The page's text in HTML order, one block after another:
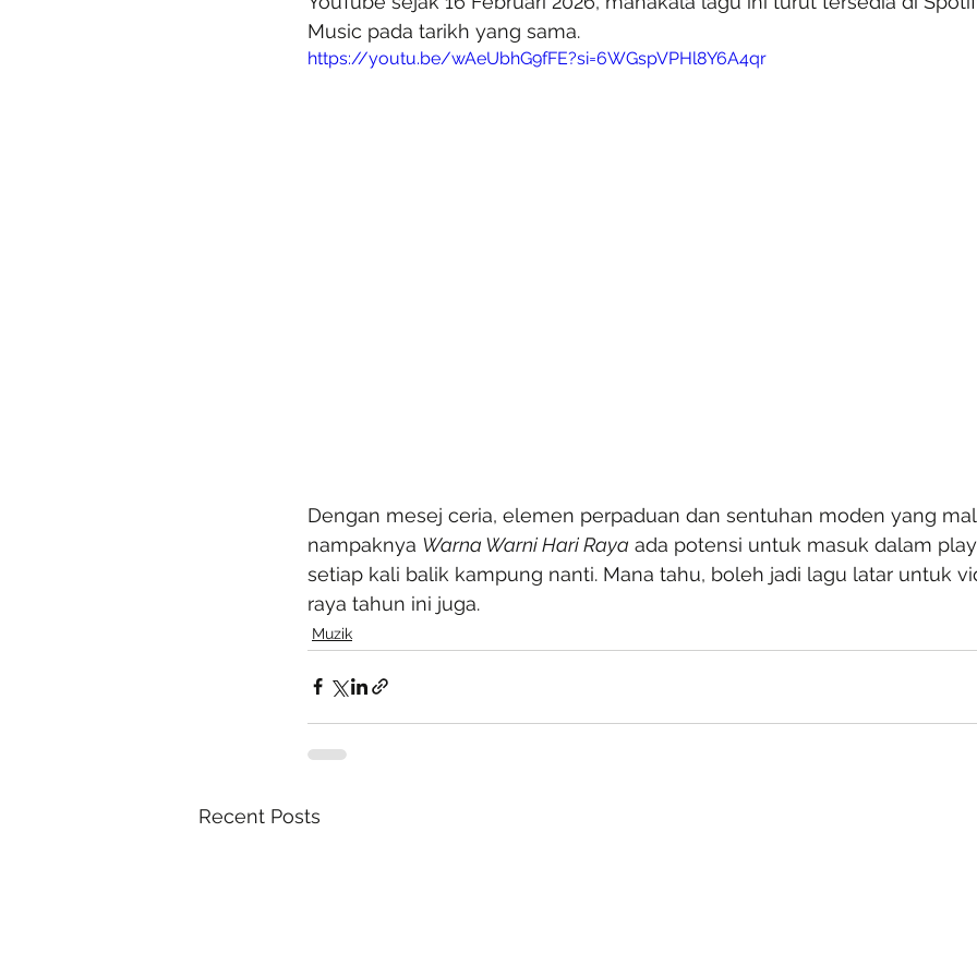
Music pada tarikh yang sama.
https://youtu.be/wAeUbhG9fFE?si=6WGspVPHl8Y6A4qr
Dengan mesej ceria, elemen perpaduan dan sentuhan moden yang
nampaknya Warna Warni Hari Raya ada potensi untuk masuk dalam
setiap kali balik kampung nanti. Mana tahu, boleh jadi lagu latar untuk
raya tahun ini juga.
Muzik
Recent Posts